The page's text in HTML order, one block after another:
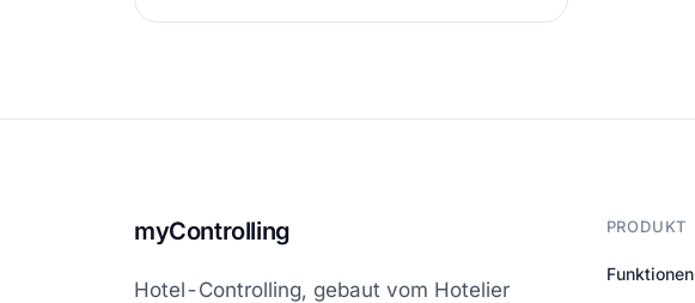
myControlling
Hotel-Controlling, gebaut vom Hotelier
PRODUKT
Funktionen